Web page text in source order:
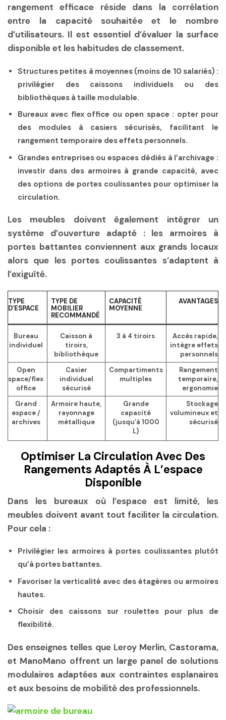
rangement efficace réside dans la corrélation
entre la capacité souhaitée et le nombre
d’utilisateurs. Il est essentiel d’évaluer la surface
disponible et les habitudes de classement.
Structures petites à moyennes (moins de 10 salariés) :
privilégier des caissons individuels ou des
bibliothèques à taille modulable.
Bureaux avec flex office ou open space : opter pour
des modules à casiers sécurisés, facilitant le
rangement temporaire des effets personnels.
Grandes entreprises ou espaces dédiés à l’archivage :
investir dans des armoires à grande capacité, avec
des options de portes coulissantes pour optimiser la
circulation.
Les meubles doivent également intégrer un
système d’ouverture adapté : les armoires à
portes battantes conviennent aux grands locaux
alors que les portes coulissantes s’adaptent à
l’exiguïté.
TYPE
D’ESPACE
TYPE DE
MOBILIER
RECOMMANDÉ
CAPACITÉ
MOYENNE
AVANTAGES
Bureau
individuel
Caisson à
tiroirs,
bibliothèque
3 à 4 tiroirs
Accès rapide,
intègre effets
personnels
Open
space/flex
office
Casier
individuel
sécurisé
Compartiments
multiples
Rangement
temporaire,
ergonomie
Grand
espace /
archives
Armoire haute,
rayonnage
métallique
Grande
capacité
(jusqu’à 1000
L)
Stockage
volumineux et
sécurisé
Optimiser La Circulation Avec Des
Rangements Adaptés À L’espace
Disponible
Dans les bureaux où l’espace est limité, les
meubles doivent avant tout faciliter la circulation.
Pour cela :
Privilégier les armoires à portes coulissantes plutôt
qu’à portes battantes.
Favoriser la verticalité avec des étagères ou armoires
hautes.
Choisir des caissons sur roulettes pour plus de
flexibilité.
Des enseignes telles que Leroy Merlin, Castorama,
et ManoMano offrent un large panel de solutions
modulaires adaptées aux contraintes esplanaires
et aux besoins de mobilité des professionnels.